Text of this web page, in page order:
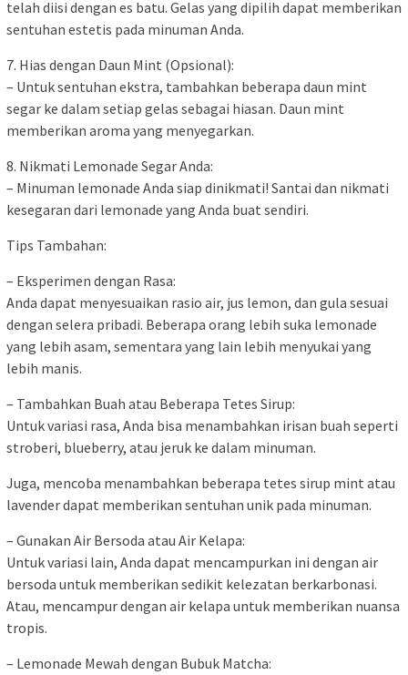
telah diisi dengan es batu. Gelas yang dipilih dapat memberikan
sentuhan estetis pada minuman Anda.
7. Hias dengan Daun Mint (Opsional):
– Untuk sentuhan ekstra, tambahkan beberapa daun mint
segar ke dalam setiap gelas sebagai hiasan. Daun mint
memberikan aroma yang menyegarkan.
8. Nikmati Lemonade Segar Anda:
– Minuman lemonade Anda siap dinikmati! Santai dan nikmati
kesegaran dari lemonade yang Anda buat sendiri.
Tips Tambahan:
– Eksperimen dengan Rasa:
Anda dapat menyesuaikan rasio air, jus lemon, dan gula sesuai
dengan selera pribadi. Beberapa orang lebih suka lemonade
yang lebih asam, sementara yang lain lebih menyukai yang
lebih manis.
– Tambahkan Buah atau Beberapa Tetes Sirup:
Untuk variasi rasa, Anda bisa menambahkan irisan buah seperti
stroberi, blueberry, atau jeruk ke dalam minuman.
Juga, mencoba menambahkan beberapa tetes sirup mint atau
lavender dapat memberikan sentuhan unik pada minuman.
– Gunakan Air Bersoda atau Air Kelapa:
Untuk variasi lain, Anda dapat mencampurkan ini dengan air
bersoda untuk memberikan sedikit kelezatan berkarbonasi.
Atau, mencampur dengan air kelapa untuk memberikan nuansa
tropis.
– Lemonade Mewah dengan Bubuk Matcha: